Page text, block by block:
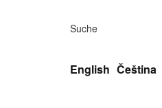
Suche
English Čeština